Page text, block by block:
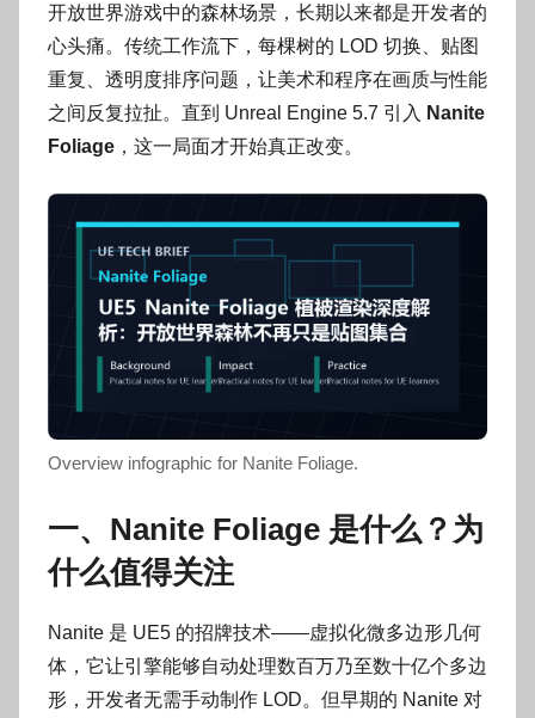
:
O
k
g
o
开放世界游戏中的森林场景，长期以来都是开发者的
心头痛。传统工作流下，每棵树的 LOD 切换、贴图
重复、透明度排序问题，让美术和程序在画质与性能
之间反复拉扯。直到 Unreal Engine 5.7 引入 Nanite
Foliage ，这一局面才开始真正改变。
Overview infographic for Nanite Foliage.
一、Nanite Foliage 是什么？为
什么值得关注
Nanite 是 UE5 的招牌技术——虚拟化微多边形几何
体，它让引擎能够自动处理数百万乃至数十亿个多边
形，开发者无需手动制作 LOD。但早期的 Nanite 对